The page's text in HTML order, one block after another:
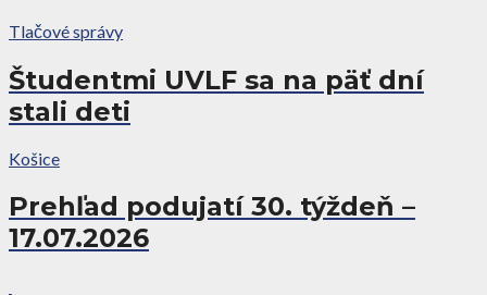
Tlačové správy
Študentmi UVLF sa na päť dní
stali deti
Košice
Prehľad podujatí 30. týždeň –
17.07.2026